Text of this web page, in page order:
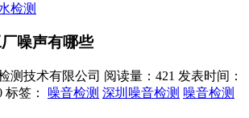
检测
噪声有哪些
测技术有限公司 阅读量：421 发表时间：
标签： 噪音检测 深圳噪音检测 噪音检测